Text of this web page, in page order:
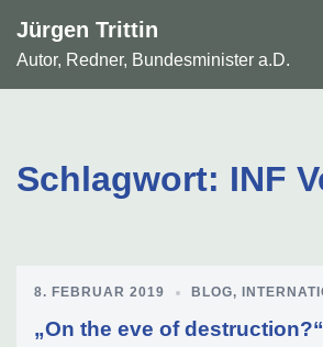
Inhalt
springen
Jürgen Trittin
Autor, Redner, Bundesminister a.D.
Schlagwort: INF
8. FEBRUAR 2019 BLOG,
„On the eve of destruction?“